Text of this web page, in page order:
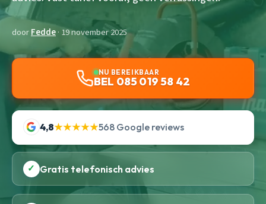
doorFedde· 19 november 2025
NU BEREIKBAAR
BEL 085 019 58 42
4,8★★★★★568 Google reviews
✓ Gratis telefonisch advies